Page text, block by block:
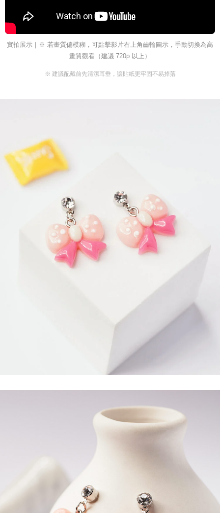
實拍展示｜※ 若畫質偏模糊，可點擊影片右上角齒輪圖示，手動切換為高
畫質觀看（建議 720p 以上）
※ 建議配戴前先清潔耳垂，讓貼紙更牢固不易掉落